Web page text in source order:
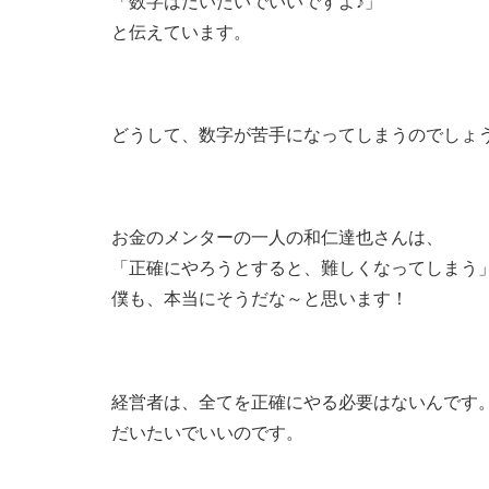
と伝えています。
どうして、数字が苦手になってしまうのでしょ
お金のメンターの一人の和仁達也さんは、
「正確にやろうとすると、難しくなってしまう
僕も、本当にそうだな～と思います！
経営者は、全てを正確にやる必要はないんです。
だいたいでいいのです。